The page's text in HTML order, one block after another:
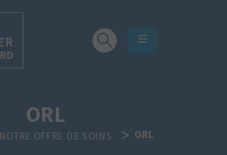
NOTRE OFFRE DE SOINS ORL
ORL